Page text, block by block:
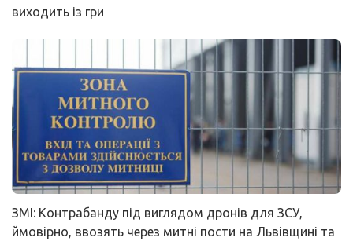
виходить із гри
ЗМІ: Контрабанду під виглядом дронів для ЗСУ,
ймовірно, ввозять через митні пости на Львівщині та